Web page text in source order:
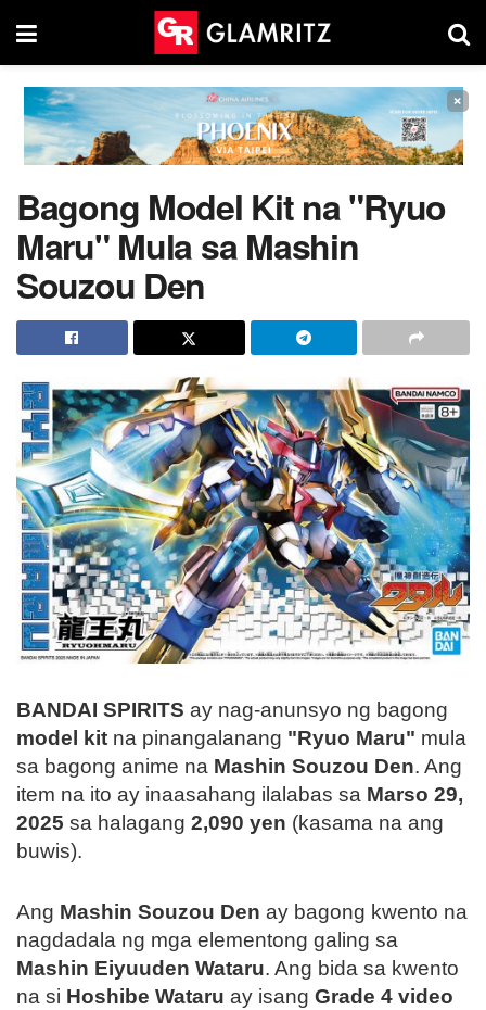
×
Bagong Model Kit na "Ryuo
Maru" Mula sa Mashin
Souzou Den
BANDAI SPIRITS ay nag-anunsyo ng bagong
model kit na pinangalanang "Ryuo Maru" mula
sa bagong anime na Mashin Souzou Den. Ang
item na ito ay inaasahang ilalabas sa Marso 29,
2025 sa halagang 2,090 yen (kasama na ang
buwis).
Ang Mashin Souzou Den ay bagong kwento na
nagdadala ng mga elementong galing sa
Mashin Eiyuuden Wataru. Ang bida sa kwento
na si Hoshibe Wataru ay isang Grade 4 video